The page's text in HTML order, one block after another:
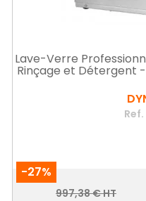
Lave-Verre
Rinçage et Détergent
Ref.
-27%
Prix
Prix
997,38 € HT